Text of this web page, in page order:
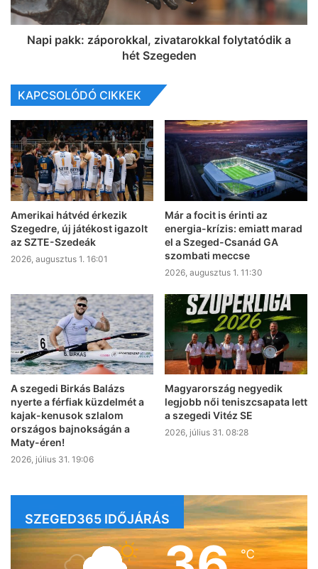
Napi pakk: záporokkal, zivatarokkal folytatódik a
hét Szegeden
KAPCSOLÓDÓ CIKKEK
Amerikai hátvéd érkezik
Szegedre, új játékost igazolt
az SZTE-Szedeák
2026, augusztus 1. 16:01
Már a focit is érinti az
energia-krízis: emiatt marad
el a Szeged-Csanád GA
szombati meccse
2026, augusztus 1. 11:30
A szegedi Birkás Balázs
nyerte a férfiak küzdelmét a
kajak-kenusok szlalom
országos bajnokságán a
Maty-éren!
2026, július 31. 19:06
Magyarország negyedik
legjobb női teniszcsapata lett
a szegedi Vitéz SE
2026, július 31. 08:28
SZEGED365 IDŐJÁRÁS
℃